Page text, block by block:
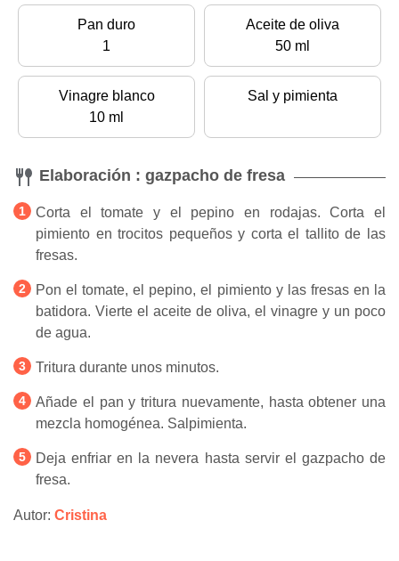
Pan duro
1
Aceite de oliva
50 ml
Vinagre blanco
10 ml
Sal y pimienta
Elaboración : gazpacho de fresa
Corta el tomate y el pepino en rodajas. Corta el
pimiento en trocitos pequeños y corta el tallito de las
fresas.
Pon el tomate, el pepino, el pimiento y las fresas en la
batidora. Vierte el aceite de oliva, el vinagre y un poco
de agua.
Tritura durante unos minutos.
Añade el pan y tritura nuevamente, hasta obtener una
mezcla homogénea. Salpimienta.
Deja enfriar en la nevera hasta servir el gazpacho de
fresa.
Autor: Cristina